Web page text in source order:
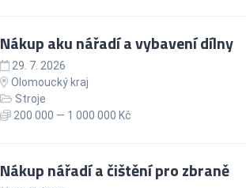
Nákup aku nářadí a vybavení dílny
29. 7. 2026
Olomoucký kraj
Stroje
200 000 — 1 000 000 Kč
Nákup nářadí a čištění pro zbraně